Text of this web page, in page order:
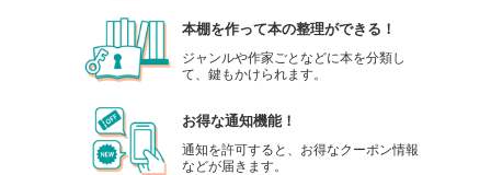
本棚を作って本の整理ができる！
ジャンルや作家ごとなどに本を分類し
て、鍵もかけられます。
お得な通知機能！
通知を許可すると、お得なクーポン情報
などが届きます。